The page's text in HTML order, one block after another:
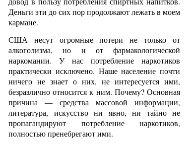
Деньги эти до сих пор продолжают лежать в моем
кармане.
США несут огромные потери не только от
алкоголизма, но и от фармакологической
наркомании. У нас потребление наркотиков
практически исключено. Наше население почти
ничего не знает о них, не интересуется ими,
безразлично относится к ним. Почему? Основная
причина — средства массовой информации,
литература, искусство ни явно, ни тайно не
пропагандируют потребление наркотиков,
полностью пренебрегают ими.